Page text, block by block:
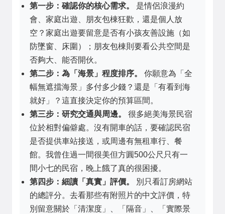
第一步：確認你的核心需求。
是情侶浪漫約
會、家庭出遊、朋友包棟狂歡，還是個人放
空？家庭出遊要留意是否有小孩友善設施（如
防墜窗、床圍）；朋友包棟則要看公共空間是
否夠大、能否開伙。
第二步：為「海景」程度排序。
你願意為「全
幅無遮擋海景」多付多少錢？還是「有看到海
就好」？這直接決定你的預算區間。
第三步：研究交通與周邊。
很多絕美海景民宿
位於相對偏僻處。沒有開車的話，要確認民宿
是否提供車站接送，或周邊有無租車行、餐
館。我曾住過一間很美但方圓500公尺只有一
間小七的民宿，晚上餓了真的很困擾。
第四步：細讀「真實」評價。
別只看訂房網站
的總評分。去看那些有附照片的中文評價，特
別留意關於「清潔度」、「隔音」、「實際景